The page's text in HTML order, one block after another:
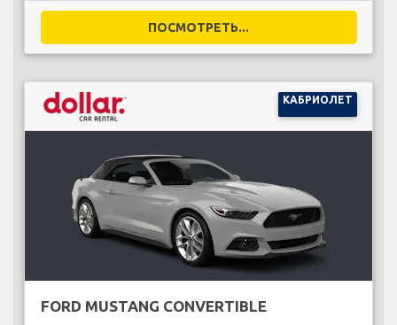
ПОСМОТРЕТЬ...
КАБРИОЛЕТ
FORD MUSTANG CONVERTIBLE